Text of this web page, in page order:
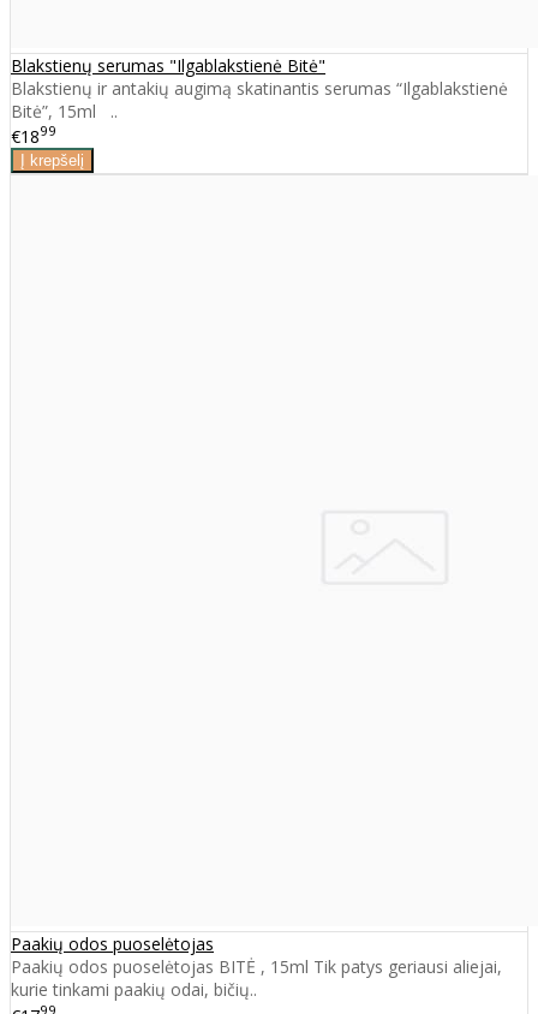
Blakstienų serumas "Ilgablakstienė Bitė"
Blakstienų ir antakių augimą skatinantis serumas “Ilgablakstienė
Bitė”, 15ml ..
€1899
Paakių odos puoselėtojas
Paakių odos puoselėtojas BITĖ , 15ml Tik patys geriausi aliejai,
kurie tinkami paakių odai, bičių..
99